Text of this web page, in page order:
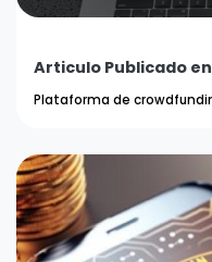
Articulo Publicado
Plataforma de